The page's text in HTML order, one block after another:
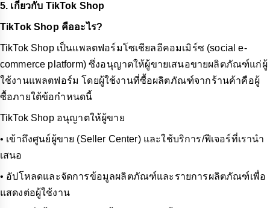
5. เกี่ยวกับ TikTok Shop
TikTok Shop คืออะไร?
TikTok Shop เป็นแพลตฟอร์มโซเชียลอีคอมเมิร์ซ (social e-
commerce platform) ซึ่งอนุญาตให้ผู้ขายเสนอขายผลิตภัณฑ์แก่ผู้
ใช้งานแพลตฟอร์ม โดยผู้ใช้งานที่ซื้อผลิตภัณฑ์จากร้านค้าคือผู้
ซื้อภายใต้ข้อกำหนดนี้
TikTok Shop อนุญาตให้ผู้ขาย
• เข้าถึงศูนย์ผู้ขาย (Seller Center) และใช้บริการ/ฟีเจอร์ที่เรานำ
เสนอ
• อัปโหลดและจัดการข้อมูลผลิตภัณฑ์และรายการผลิตภัณฑ์เพื่อ
แสดงต่อผู้ใช้งาน